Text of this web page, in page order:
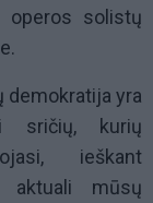
operos solistų
demokratija yra
sričių, kurių
ieškant
aktuali mūsų